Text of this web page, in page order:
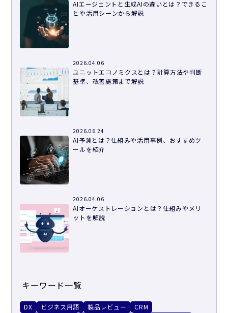
AIエージェントと生成AIの違いとは？できるこ
とや活用シーンから解説
2026.04.06
ユニットエコノミクスとは？計算方法や判断
基準、改善施策まで解説
2026.06.24
AI予測とは？仕組みや活用事例、おすすめツ
ールを紹介
2026.04.06
AIオーケストレーションとは？仕組みやメリ
ットを解説
キーワード一覧
DX ビジネス用語 製品レビュー
CRM